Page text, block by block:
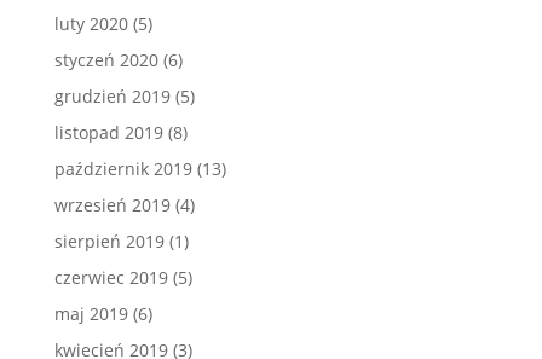
luty 2020(5)
styczeń 2020(6)
grudzień 2019(5)
listopad 2019(8)
październik 2019(13)
wrzesień 2019(4)
sierpień 2019(1)
czerwiec 2019(5)
maj 2019(6)
kwiecień 2019(3)